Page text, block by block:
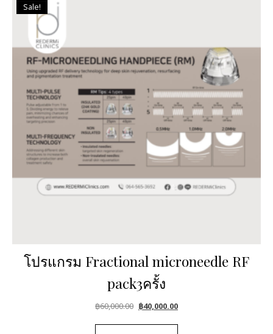
Sale!
โปรแกรม Fractional microneedle RF
pack3ครั้ง
฿60,000.00 Original price was: ฿60,000.00.
฿40,000.00Current price is: ฿